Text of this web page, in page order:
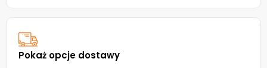
Pokaż opcje dostawy